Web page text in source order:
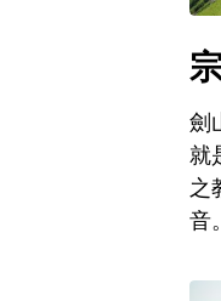
劍
就
之
音。